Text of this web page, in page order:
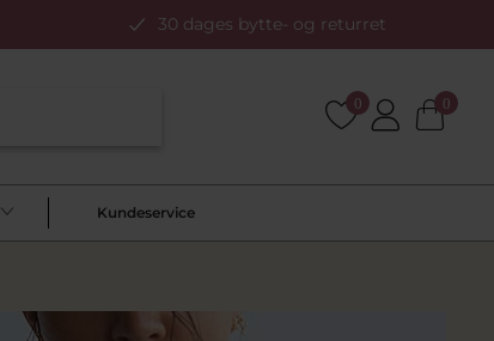
30 dages bytte- og returret
0 0
Kundeservice